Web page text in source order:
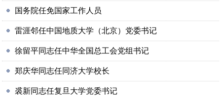
国务院任免国家工作人员
雷涯邻任中国地质大学（北京）党委书记
徐留平同志任中华全国总工会党组书记
郑庆华同志任同济大学校长
裘新同志任复旦大学党委书记